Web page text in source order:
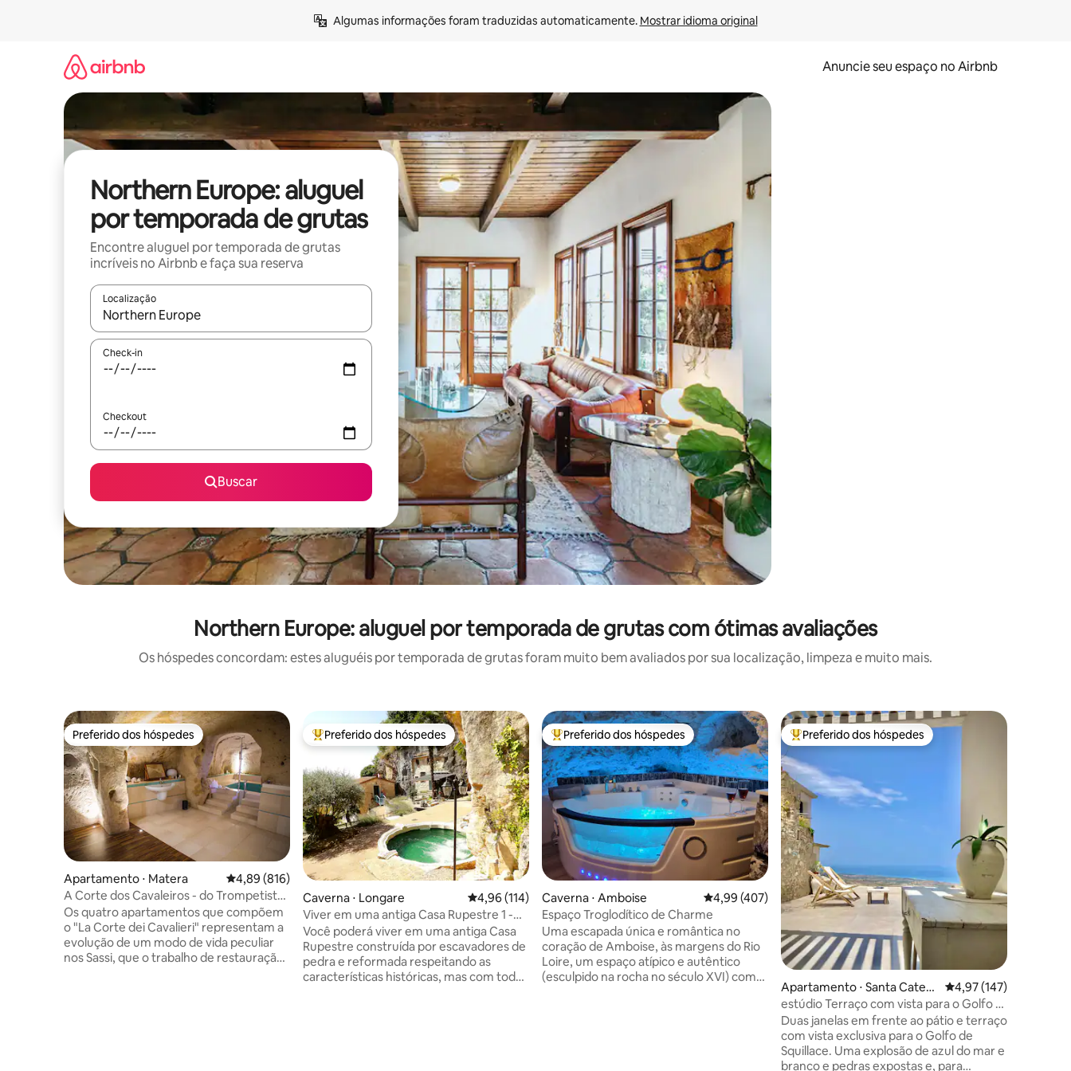
Algumas informações foram traduzidas automaticamente. Mostrar idioma original
Anuncie seu espaço no Airbnb
Northern Europe: aluguel
por temporada de grutas
Encontre aluguel por temporada de grutas
incríveis no Airbnb e faça sua reserva
Localização
Quando os resultados estiverem disponíveis, explore-os usando as seta para cima e para baixo do teclado ou tocando e deslizando o dedo na tela.
Check-in
Checkout
Buscar
Northern Europe: aluguel por temporada de grutas com ótimas avaliações
Os hóspedes concordam: estes aluguéis por temporada de grutas foram muito bem avaliados por sua localização, limpeza e muito mais.
Preferido dos hóspedes
Preferido dos hóspedes
Apartamento ⋅ Matera 4,89 de uma avaliação média de 5, 816 avaliações
4,89 (816)
A Corte dos Cavaleiros - do Trompetista,
Matera
Os quatro apartamentos que compõem
o "La Corte dei Cavalieri" representam a
evolução de um modo de vida peculiar
nos Sassi, que o trabalho de restauração
Entre os melhores preferidos dos hóspedes
Preferido dos hóspedes
Caverna ⋅ Longare 4,96 de uma avaliação média de 5, 114 avaliações
4,96 (114)
Viver em uma antiga Casa Rupestre 1 -
Gruta
Você poderá viver em uma antiga Casa
Rupestre construída por escavadores de
pedra e reformada respeitando as
características históricas, mas com todo
Entre os melhores preferidos dos hóspedes
Preferido dos hóspedes
Caverna ⋅ Amboise 4,99 de uma avaliação média de 5, 407 avaliações
4,99 (407)
Espaço Troglodítico de Charme
Uma escapada única e romântica no
coração de Amboise, às margens do Rio
Loire, um espaço atípico e autêntico
(esculpido na rocha no século XVI) com
Entre os melhores preferidos dos hóspedes
Preferido dos hóspedes
Apartamento ⋅ Santa Cateri
na dello Ionio
4,97 de uma avaliação
4,97 (147)
estúdio Terraço com vista para o Golfo -
Lt
Duas janelas em frente ao pátio e terraço
com vista exclusiva para o Golfo de
Squillace. Uma explosão de azul do mar e
branco e pedras expostas e, para